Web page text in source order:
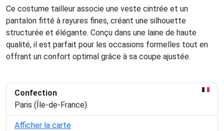
Ce costume tailleur associe une veste cintrée et un
pantalon fitté à rayures fines, créant une silhouette
structurée et élégante. Conçu dans une laine de haute
qualité, il est parfait pour les occasions formelles tout en
offrant un confort optimal grâce à sa coupe ajustée.
Confection
Paris (Île-de-France)
Afficher la carte